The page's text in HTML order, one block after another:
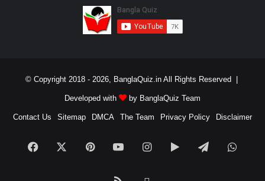
© Copyright 2018 - 2026, BanglaQuiz.in All Rights Reserved |
Developed with by BanglaQuiz Team
Contact Us Sitemap DMCA The Team Privacy Policy Disclaimer
Facebook PinterestYouTubeInstagramGoogleTelegram